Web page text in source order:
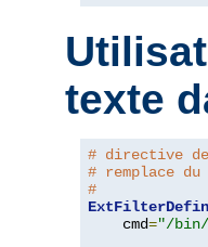
texte
# directive
# remplace
#
    cmd
="/bin/